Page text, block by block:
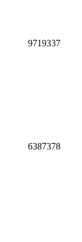
9719337
6387378